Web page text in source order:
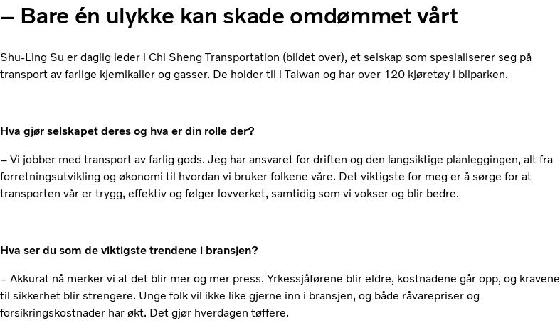
– Bare én ulykke kan skade omdømmet vårt
Shu-Ling Su er daglig leder i Chi Sheng Transportation (bildet over), et selskap som spesialiserer seg på
transport av farlige kjemikalier og gasser. De holder til i Taiwan og har over 120 kjøretøy i bilparken.
Hva gjør selskapet deres og hva er din rolle der?
– Vi jobber med transport av farlig gods. Jeg har ansvaret for driften og den langsiktige planleggingen, alt fra
forretningsutvikling og økonomi til hvordan vi bruker folkene våre. Det viktigste for meg er å sørge for at
transporten vår er trygg, effektiv og følger lovverket, samtidig som vi vokser og blir bedre.
Hva ser du som de viktigste trendene i bransjen?
– Akkurat nå merker vi at det blir mer og mer press. Yrkessjåførene blir eldre, kostnadene går opp, og kravene
til sikkerhet blir strengere. Unge folk vil ikke like gjerne inn i bransjen, og både råvarepriser og
forsikringskostnader har økt. Det gjør hverdagen tøffere.